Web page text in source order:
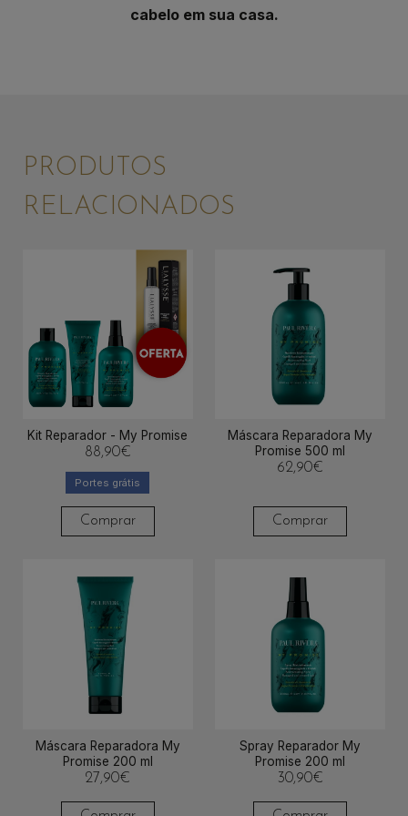
cabelo em sua casa.
PRODUTOS
RELACIONADOS
Kit Reparador - My Promise
88,90€
Portes grátis
Comprar
Máscara Reparadora My
Promise 500 ml
62,90€
Comprar
Máscara Reparadora My
Promise 200 ml
27,90€
Spray Reparador My
Promise 200 ml
30,90€